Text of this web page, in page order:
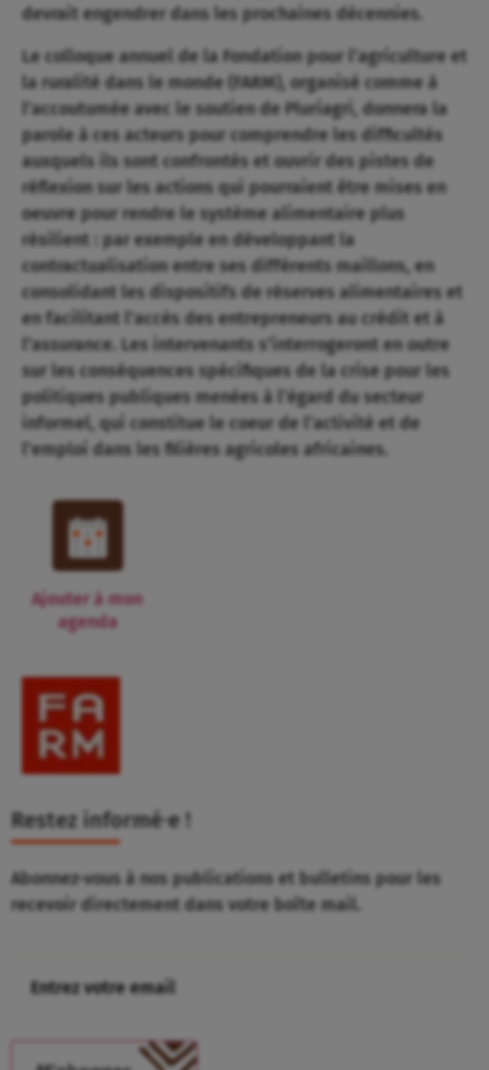
devrait engendrer dans les prochaines décennies.
Le colloque annuel de la Fondation pour l’agriculture et
la ruralité dans le monde (FARM), organisé comme à
l’accoutumée avec le soutien de Pluriagri, donnera la
parole à ces acteurs pour comprendre les difficultés
auxquels ils sont confrontés et ouvrir des pistes de
réflexion sur les actions qui pourraient être mises en
oeuvre pour rendre le système alimentaire plus
résilient : par exemple en développant la
contractualisation entre ses différents maillons, en
consolidant les dispositifs de réserves alimentaires et
en facilitant l’accès des entrepreneurs au crédit et à
l’assurance. Les intervenants s’interrogeront en outre
sur les conséquences spécifiques de la crise pour les
politiques publiques menées à l’égard du secteur
informel, qui constitue le coeur de l’activité et de
l’emploi dans les filières agricoles africaines.
Ajouter à mon
agenda
Restez informé⸱e !
Abonnez-vous à nos publications et bulletins pour les
recevoir directement dans votre boîte mail.